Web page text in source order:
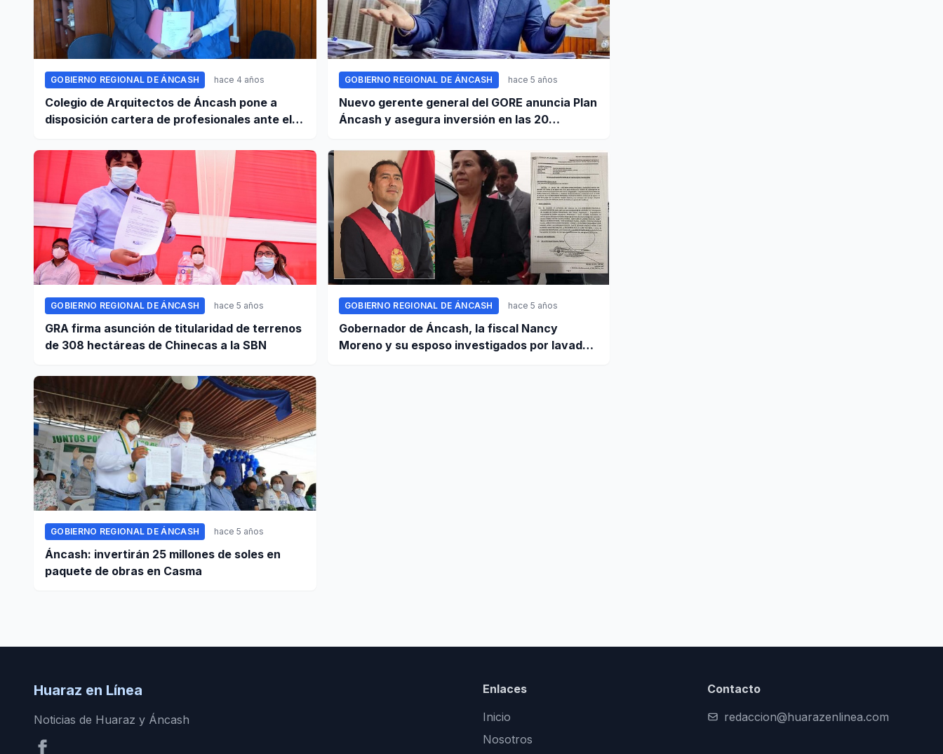
GOBIERNO REGIONAL DE ÁNCASH hace 4 años
Colegio de Arquitectos de Áncash pone a
disposición cartera de profesionales ante el
GOBIERNO REGIONAL DE ÁNCASH hace 5 años
Nuevo gerente general del GORE anuncia Plan
Áncash y asegura inversión en las 20
GOBIERNO REGIONAL DE ÁNCASH hace 5 años
GRA firma asunción de titularidad de terrenos
de 308 hectáreas de Chinecas a la SBN
GOBIERNO REGIONAL DE ÁNCASH hace 5 años
Gobernador de Áncash, la fiscal Nancy
Moreno y su esposo investigados por lavado
GOBIERNO REGIONAL DE ÁNCASH hace 5 años
Áncash: invertirán 25 millones de soles en
paquete de obras en Casma
Huaraz en Línea
Noticias de Huaraz y Áncash
Enlaces
Inicio
Nosotros
Contacto
redaccion@huarazenlinea.com